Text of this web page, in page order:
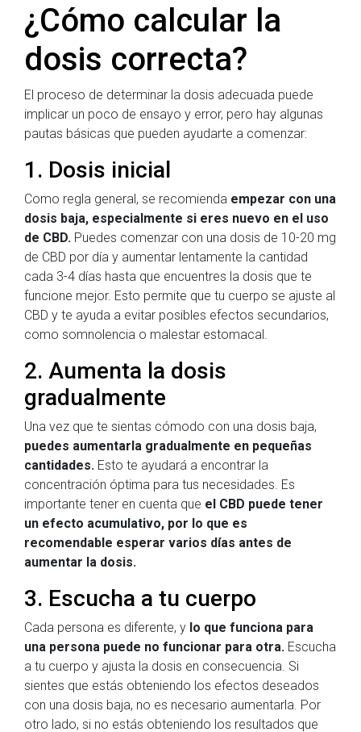
¿Cómo calcular la
dosis correcta?
El proceso de determinar la dosis adecuada puede
implicar un poco de ensayo y error, pero hay algunas
pautas básicas que pueden ayudarte a comenzar:
1. Dosis inicial
Como regla general, se recomienda empezar con una
dosis baja, especialmente si eres nuevo en el uso
de CBD. Puedes comenzar con una dosis de 10-20 mg
de CBD por día y aumentar lentamente la cantidad
cada 3-4 días hasta que encuentres la dosis que te
funcione mejor. Esto permite que tu cuerpo se ajuste al
CBD y te ayuda a evitar posibles efectos secundarios,
como somnolencia o malestar estomacal.
2. Aumenta la dosis
gradualmente
Una vez que te sientas cómodo con una dosis baja,
puedes aumentarla gradualmente en pequeñas
cantidades. Esto te ayudará a encontrar la
concentración óptima para tus necesidades. Es
importante tener en cuenta que el CBD puede tener
un efecto acumulativo, por lo que es
recomendable esperar varios días antes de
aumentar la dosis.
3. Escucha a tu cuerpo
Cada persona es diferente, y lo que funciona para
una persona puede no funcionar para otra. Escucha
a tu cuerpo y ajusta la dosis en consecuencia. Si
sientes que estás obteniendo los efectos deseados
con una dosis baja, no es necesario aumentarla. Por
otro lado, si no estás obteniendo los resultados que